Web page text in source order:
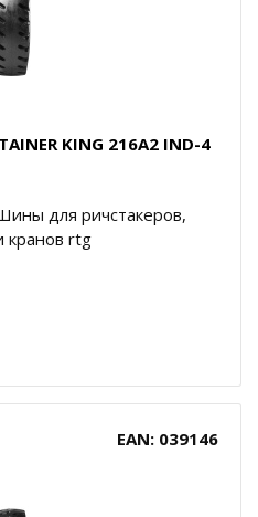
KING 216A2 IND-4
для ричстакеров,
кранов rtg
EAN: 039146